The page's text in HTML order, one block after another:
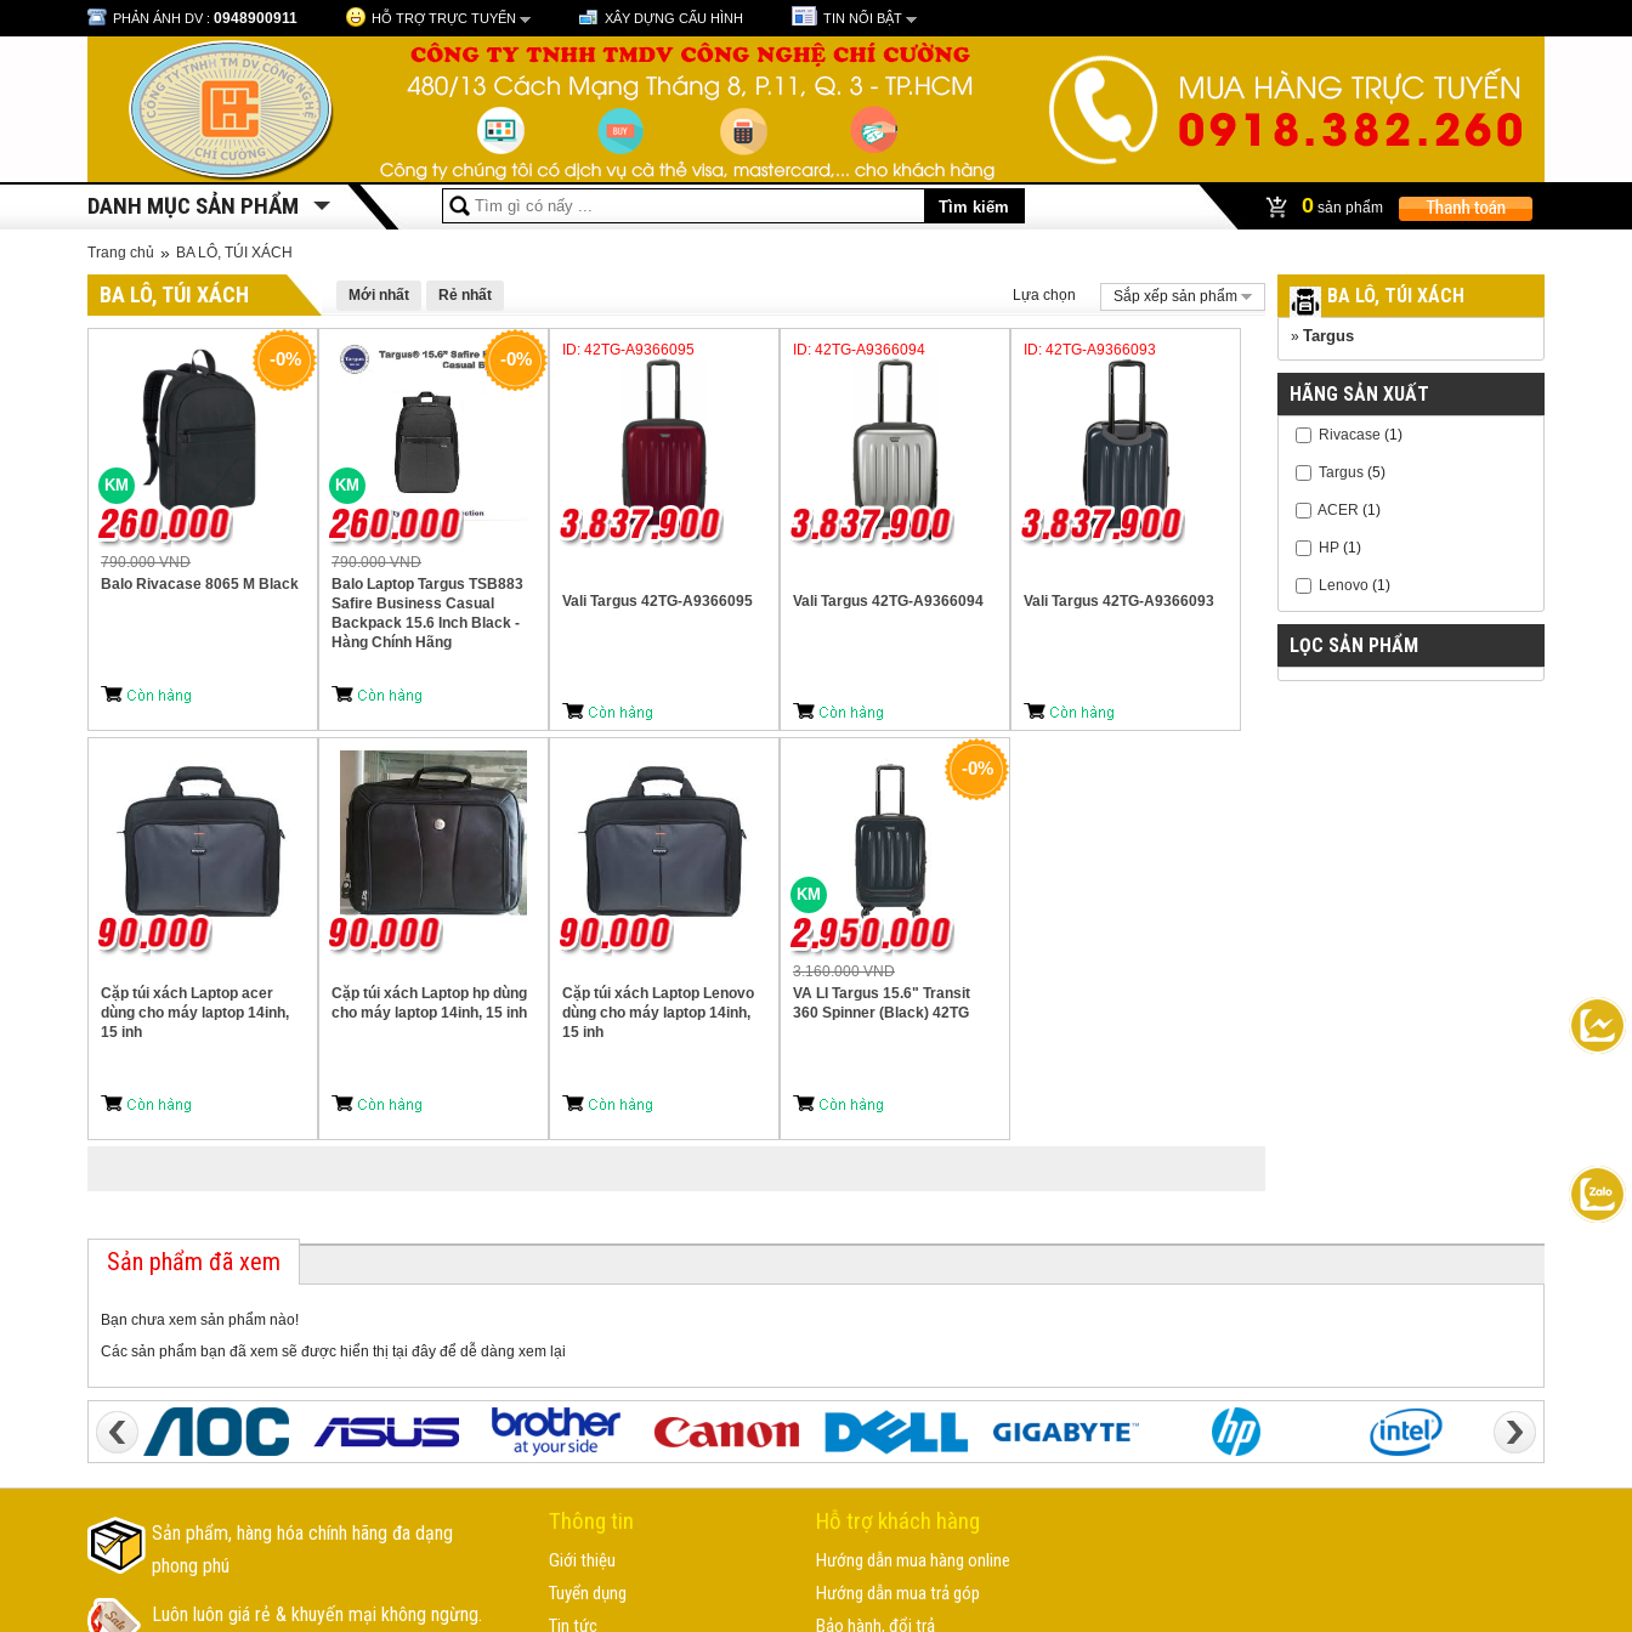
PHẢN ÁNH DV : 0948900911 HỖ TRỢ TRỰC TUYẾN XÂY DỰNG CẤU HÌNH TIN NỔI BẬT
DANH MỤC SẢN PHẨM 0 sản phẩm
Trang chủ » BA LÔ, TÚI XÁCH
BA LÔ, TÚI XÁCH Mới nhất Rẻ nhất Sắp xếp sản phẩm
Lựa chọn
KM
790.000 VND
-0%
Balo Rivacase 8065 M Black
KM
790.000 VND
-0%
Balo Laptop Targus TSB883
Safire Business Casual
Backpack 15.6 Inch Black -
Hàng Chính Hãng
ID: 42TG-A9366095
Vali Targus 42TG-A9366095
ID: 42TG-A9366094
Vali Targus 42TG-A9366094
ID: 42TG-A9366093
Vali Targus 42TG-A9366093
Cặp túi xách Laptop acer
dùng cho máy laptop 14inh,
15 inh
Cặp túi xách Laptop hp dùng
cho máy laptop 14inh, 15 inh
Cặp túi xách Laptop Lenovo
dùng cho máy laptop 14inh,
15 inh
KM
3.160.000 VND
-0%
VA LI Targus 15.6" Transit
360 Spinner (Black) 42TG
BA LÔ, TÚI XÁCH
» Targus
HÃNG SẢN XUẤT
Rivacase (1)
Targus (5)
ACER (1)
HP (1)
Lenovo (1)
LỌC SẢN PHẨM
Sản phẩm đã xem
Bạn chưa xem sản phẩm nào!
Các sản phẩm bạn đã xem sẽ được hiển thị tại đây để dễ dàng xem lại
Sản phẩm, hàng hóa chính hãng đa dạng
phong phú
Luôn luôn giá rẻ & khuyến mại không ngừng.
Thông tin
Giới thiệu
Tuyển dụng
Tin tức
Hỗ trợ khách hàng
Hướng dẫn mua hàng online
Hướng dẫn mua trả góp
Bảo hành, đổi trả